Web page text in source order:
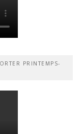
PRINTEMPS-